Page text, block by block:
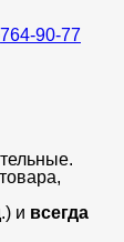
90-77
и всегда